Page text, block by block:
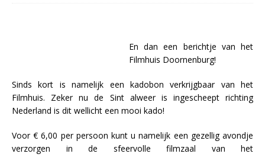
En dan een berichtje van het
Filmhuis Doornenburg!
Sinds kort is namelijk een kadobon verkrijgbaar van het
Filmhuis. Zeker nu de Sint alweer is ingescheept richting
Nederland is dit wellicht een mooi kado!
Voor € 6,00 per persoon kunt u namelijk een gezellig avondje
verzorgen in de sfeervolle filmzaal van het